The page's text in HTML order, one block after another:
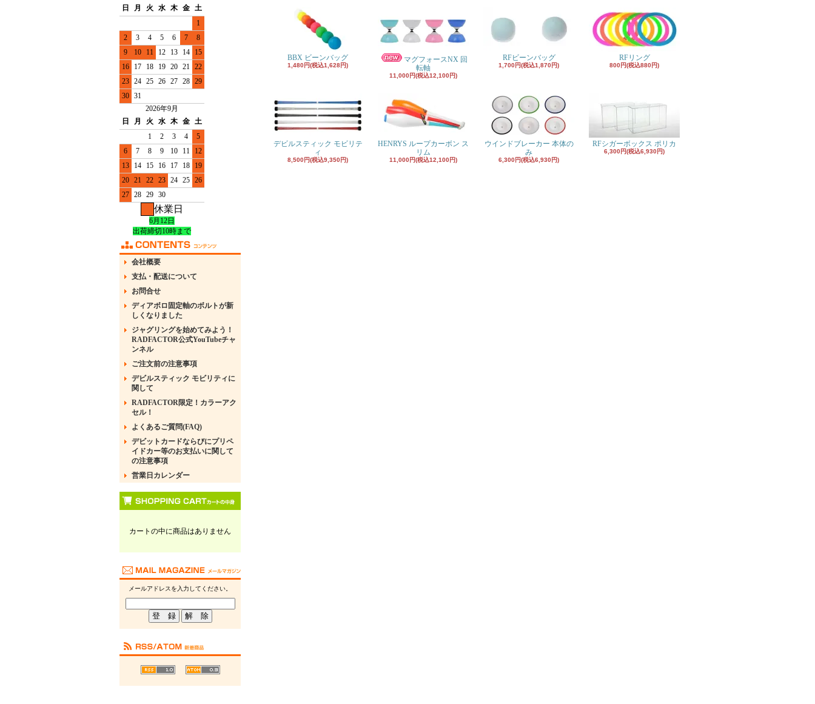
日
月 火 水 木 金 土
1
2
3 4 5 6 7
8
9
10 11 12 13 14
15
16
17 18 19 20 21 22
23 24 25 26 27 28 29
30 31
2026年9月
日
月 火 水 木 金 土
1
2 3 4
5
6
7 8 9 10 11
12
13
14 15 16 17 18
19
20 21 22 23 24 25 26
27 28 29 30
休業日
6月12日
出荷締切10時まで
会社概要
支払・配送について
お問合せ
ディアボロ固定軸のボルトが新
しくなりました
ジャグリングを始めてみよう！
RADFACTOR公式YouTubeチャ
ンネル
ご注文前の注意事項
デビルスティック モビリティに
関して
RADFACTOR限定！カラーアク
セル！
よくあるご質問(FAQ)
デビットカードならびにプリペ
イドカー等のお支払いに関して
の注意事項
営業日カレンダー
カートの中に商品はありません
メールアドレスを入力してください。
BBX ビーンバッグ
1,480円(税込1,628円)
マグフォースNX 回
転軸
11,000円(税込12,100円)
RFビーンバッグ
1,700円(税込1,870円)
RFリング
800円(税込880円)
デビルスティック モビリテ
ィ
8,500円(税込9,350円)
HENRYS ループカーボン ス
リム
11,000円(税込12,100円)
ウインドブレーカー 本体の
み
6,300円(税込6,930円)
RFシガーボックス ポリカ
6,300円(税込6,930円)